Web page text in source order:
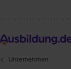
Unternehmen